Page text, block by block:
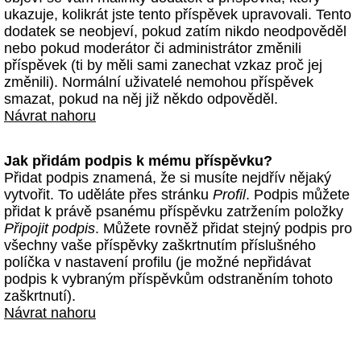
ukazuje, kolikrát jste tento příspěvek upravovali. Tento
dodatek se neobjeví, pokud zatím nikdo neodpověděl
nebo pokud moderátor či administrátor změnili
příspěvek (ti by měli sami zanechat vzkaz proč jej
změnili). Normální uživatelé nemohou příspěvek
smazat, pokud na něj již někdo odpověděl.
Návrat nahoru
Jak přidám podpis k mému příspěvku?
Přidat podpis znamená, že si musíte nejdřív nějaký
vytvořit. To uděláte přes stránku Profil. Podpis můžete
přidat k právě psanému příspěvku zatržením položky
Připojit podpis. Můžete rovněž přidat stejný podpis pro
všechny vaše příspěvky zaškrtnutím příslušného
políčka v nastavení profilu (je možné nepřidávat
podpis k vybraným příspěvkům odstraněním tohoto
zaškrtnutí).
Návrat nahoru